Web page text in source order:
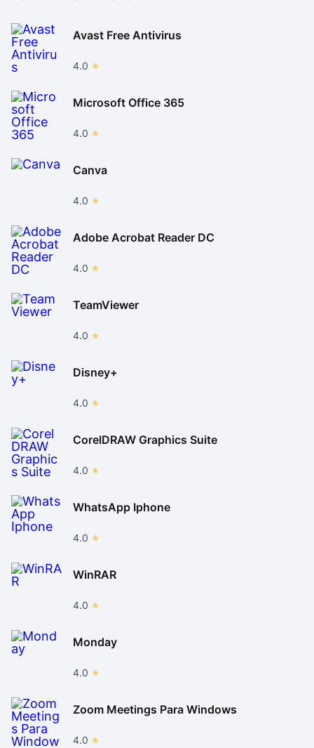
Avast Free Antivirus
4.0
Microsoft Office 365
4.0
Canva
4.0
Adobe Acrobat Reader DC
4.0
TeamViewer
4.0
Disney+
4.0
CorelDRAW Graphics Suite
4.0
WhatsApp Iphone
4.0
WinRAR
4.0
Monday
4.0
Zoom Meetings Para Windows
4.0